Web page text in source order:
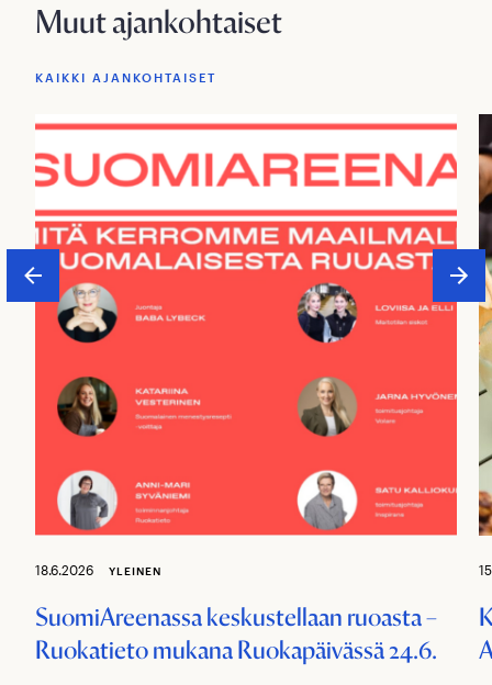
Muut ajankohtaiset
KAIKKI AJANKOHTAISET
18.6.2026 YLEINEN
SuomiAreenassa keskustellaan ruoasta –
Ruokatieto mukana Ruokapäivässä 24.6.